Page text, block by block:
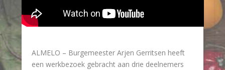
ALMELO – Burgemeester Arjen Gerritsen heeft
een werkbezoek gebracht aan drie deelnemers